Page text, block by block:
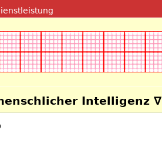
zum Inhalt
Intelligenz ∇